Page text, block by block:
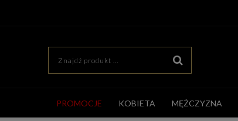
PROMOCJE KOBIETA MĘŻCZYZNA